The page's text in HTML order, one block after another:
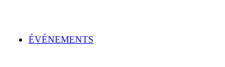
ÉVÉNEMENTS